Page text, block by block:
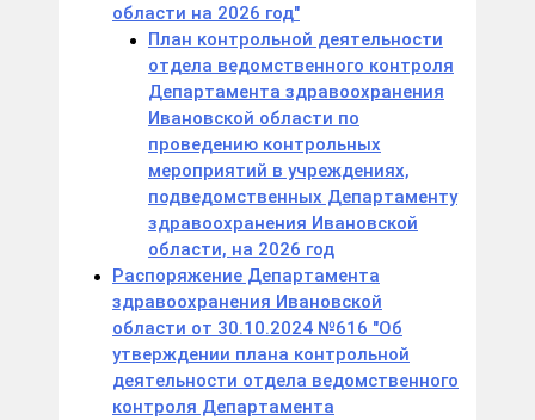
области на 2026 год"
План контрольной деятельности
отдела ведомственного контроля
Департамента здравоохранения
Ивановской области по
проведению контрольных
мероприятий в учреждениях,
подведомственных Департаменту
здравоохранения Ивановской
области, на 2026 год
Распоряжение Департамента
здравоохранения Ивановской
области от 30.10.2024 №616 "Об
утверждении плана контрольной
деятельности отдела ведомственного
контроля Департамента